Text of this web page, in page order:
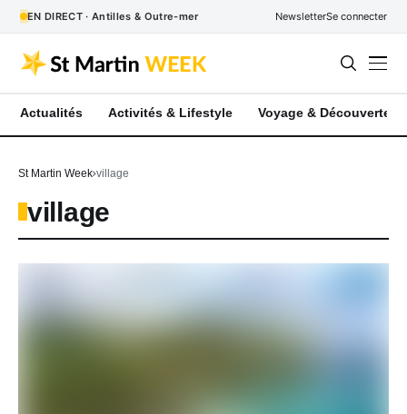
EN DIRECT · Antilles & Outre-mer NewsletterSe connecter
Actualités Activités & Lifestyle Voyage & Découverte
St Martin Week village
village